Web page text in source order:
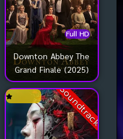
Full HD
Downton Abbey The
Grand Finale (2025)
Soundtrack